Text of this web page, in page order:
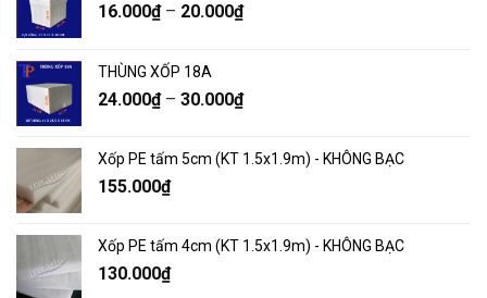
16.000₫– 20.000₫
THÙNG XỐP 18A
24.000₫– 30.000₫
Xốp PE tấm 5cm (KT 1.5x1.9m) - KHÔNG BẠC
155.000₫
Xốp PE tấm 4cm (KT 1.5x1.9m) - KHÔNG BẠC
130.000₫